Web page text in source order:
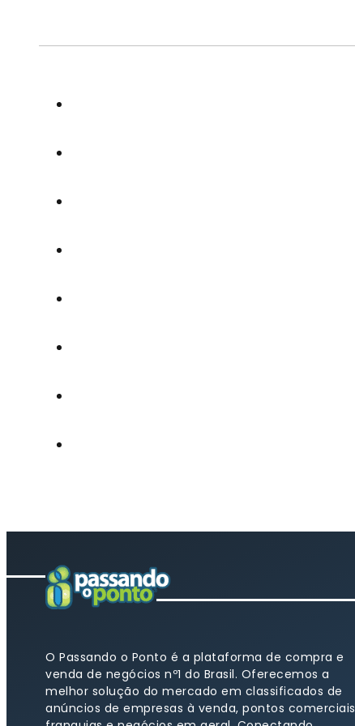
O Passando o Ponto é a plataforma de compra e
venda de negócios nº1 do Brasil. Oferecemos a
melhor solução do mercado em classificados de
anúncios de empresas à venda, pontos comerciais